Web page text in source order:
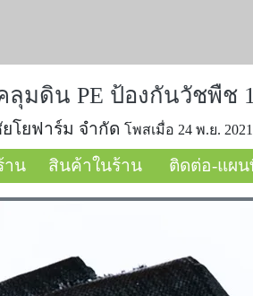
มดิน PE ป้องกันวัชพืช
โยฟาร์ม จำกัด โพสเมื่อ 24 พ.ย.
าน สินค้าในร้าน ติดต่อ-แผน